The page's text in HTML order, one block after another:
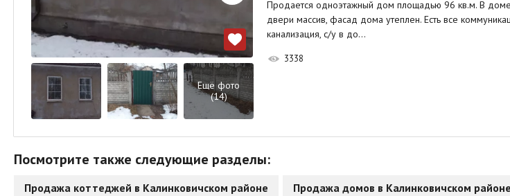
Ещё фото
(14)
Продается одноэтажный дом площадью 96 кв.м. В
двери массив, фасад дома утеплен. Есть все
канализация, с/у в до…
3338
Посмотрите также следующие разделы:
Продажа коттеджей в Калинковичском районе Продажа домов в Калинковичском районе